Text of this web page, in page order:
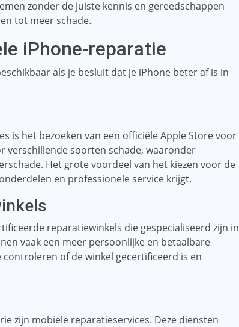
zonder de juiste kennis en gereedschappen
tot meer schade.
iPhone-reparatie
als je besluit dat je iPhone beter af is in
is het bezoeken van een officiële Apple Store voor
verschillende soorten schade, waaronder
Het grote voordeel van het kiezen voor de
en professionele service krijgt.
reparatiewinkels die gespecialiseerd zijn in
vaak een meer persoonlijke en betaalbare
of de winkel gecertificeerd is en
zijn mobiele reparatieservices. Deze diensten